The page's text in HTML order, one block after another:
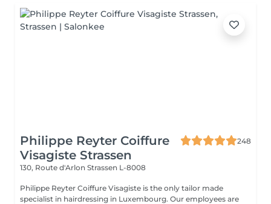
Philippe Reyter Coiffure
Visagiste Strassen
248
130, Route d'Arlon Strassen L-8008
Philippe Reyter Coiffure Visagiste is the only tailor made
specialist in hairdressing in Luxembourg. Our employees are